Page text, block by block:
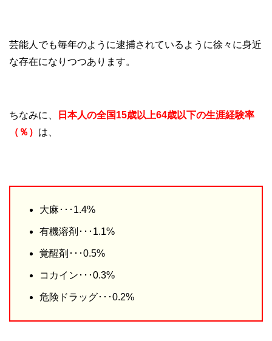
芸能人でも毎年のように逮捕されているように徐々に身近
な存在になりつつあります。
ちなみに、
日本人の全国15歳以上64歳以下の生涯経験率
（％） は、
大麻･･･1.4%
有機溶剤･･･1.1%
覚醒剤･･･0.5%
コカイン･･･0.3%
危険ドラッグ･･･0.2%